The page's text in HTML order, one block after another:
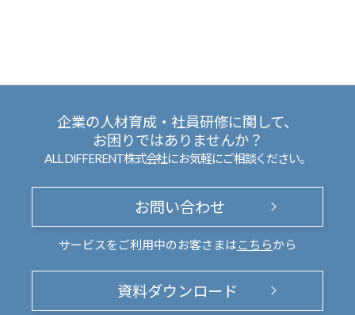
企業の人材育成・社員研修に関して、
お困りではありませんか？
ALL DIFFERENT株式会社にお気軽にご相談ください。
お問い合わせ
サービスをご利用中のお客さまは こちらから
資料ダウンロード